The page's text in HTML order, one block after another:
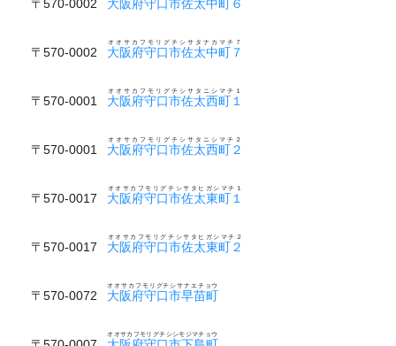
〒570-0002 大阪府守口市佐太中町６
〒570-0002 大阪府守口市佐太中町７
オオサカフモリグチシサタナカマチ７
〒570-0001 大阪府守口市佐太西町１
オオサカフモリグチシサタニシマチ１
〒570-0001 大阪府守口市佐太西町２
オオサカフモリグチシサタニシマチ２
〒570-0017 大阪府守口市佐太東町１
オオサカフモリグチシサタヒガシマチ１
〒570-0017 大阪府守口市佐太東町２
オオサカフモリグチシサタヒガシマチ２
〒570-0072 大阪府守口市早苗町
オオサカフモリグチシサナエチョウ
オオサカフモリグチシシモジマチョウ